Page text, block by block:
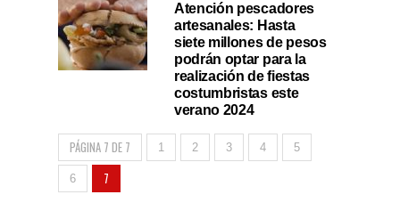
Atención pescadores
artesanales: Hasta
siete millones de pesos
podrán optar para la
realización de fiestas
costumbristas este
verano 2024
PÁGINA 7 DE 7 1 2 3 4 5
6 7